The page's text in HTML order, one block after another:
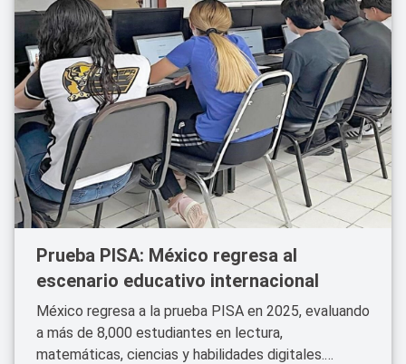
Prueba PISA: México regresa al
escenario educativo internacional
México regresa a la prueba PISA en 2025, evaluando
a más de 8,000 estudiantes en lectura,
matemáticas, ciencias y habilidades digitales.